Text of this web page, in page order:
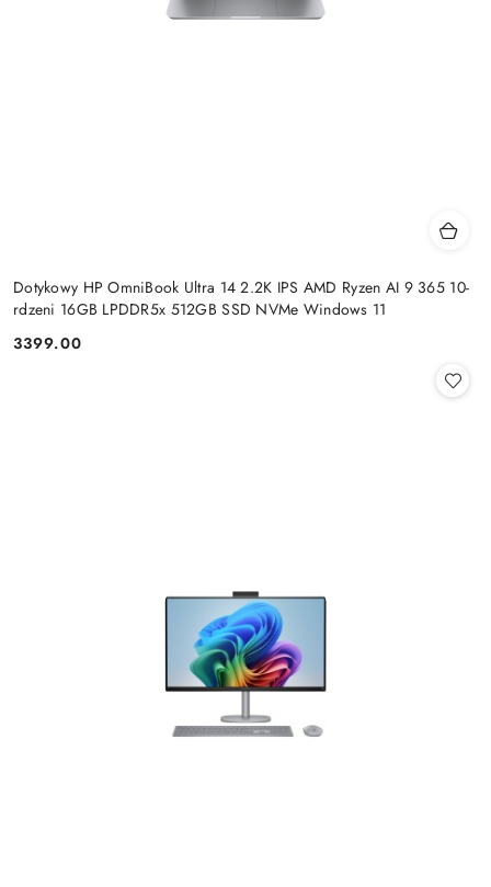
Dotykowy HP OmniBook Ultra 14 2.2K IPS AMD Ryzen AI 9 365 10-
rdzeni 16GB LPDDR5x 512GB SSD NVMe Windows 11
Cena:
3399.00